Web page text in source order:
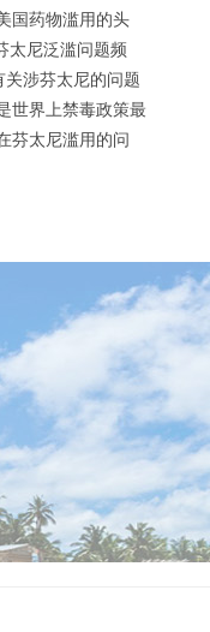
国药物滥用的头
太尼泛滥问题频
关涉芬太尼的问题
世界上禁毒政策最
芬太尼滥用的问